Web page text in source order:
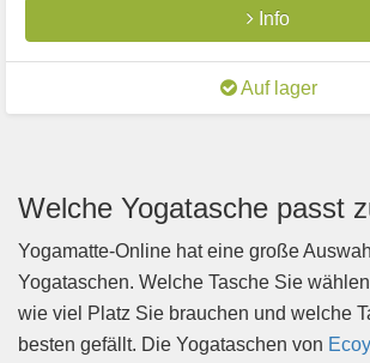
Info
Auf lager
Welche Yogatasche passt
Yogamatte-Online hat eine große
Yogataschen. Welche Tasche Sie
wie viel Platz Sie brauchen und welche
besten gefällt. Die Yogataschen von